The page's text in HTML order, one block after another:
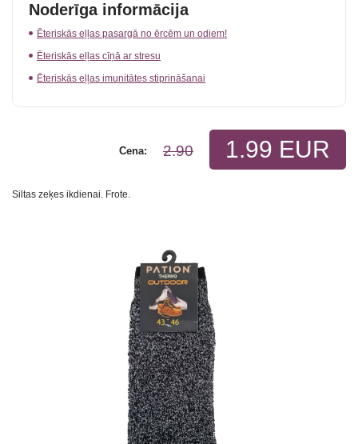
Noderīga informācija
Ēteriskās eļļas pasargā no ērcēm un odiem!
Ēteriskās eļļas cīņā ar stresu
Ēteriskās eļļas imunitātes stiprināšanai
1.99 EUR
2.90
Cena:
Siltas zeķes ikdienai. Frote.